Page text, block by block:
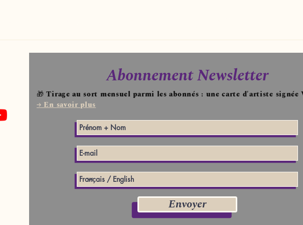
la couleur agit comme un vecteur d’énergie.
support en bois sourcé localement.
Abonnement Newsletter
🎁 Tirage au sort mensuel parmi les abonnés : une carte d'artiste signée
→ En savoir plus
Envoyer